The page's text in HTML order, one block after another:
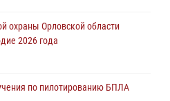
охраны Орловской области
2026 года
по пилотированию БПЛА